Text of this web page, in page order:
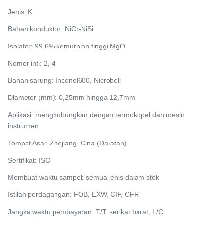
Jenis: K
Bahan konduktor: NiCr-NiSi
Isolator: 99,6% kemurnian tinggi MgO
Nomor inti: 2, 4
Bahan sarung: Inconel600, Nicrobell
Diameter (mm): 0,25mm hingga 12,7mm
Aplikasi: menghubungkan dengan termokopel dan mesin
instrumen
Tempat Asal: Zhejiang, Cina (Daratan)
Sertifikat: ISO
Membuat waktu sampel: semua jenis dalam stok
Istilah perdagangan: FOB, EXW, CIF, CFR
Jangka waktu pembayaran: T/T, serikat barat , L/C